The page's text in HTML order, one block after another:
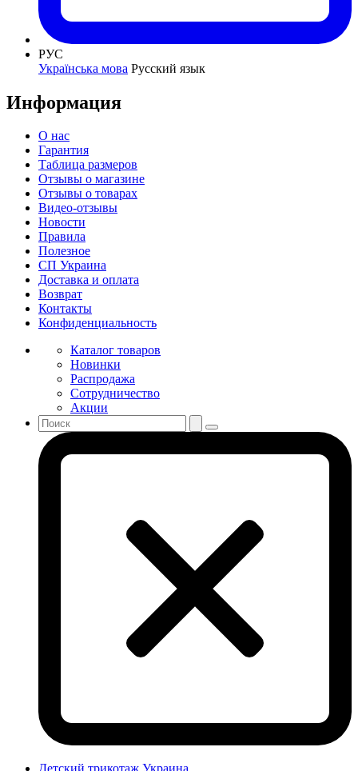
РУС
Українська мова Русский язык
Информация
О нас
Гарантия
Таблица размеров
Отзывы о магазине
Отзывы о товарах
Видео-отзывы
Новости
Правила
Полезное
СП Украина
Доставка и оплата
Возврат
Контакты
Конфиденциальность
Каталог товаров
Новинки
Распродажа
Сотрудничество
Акции